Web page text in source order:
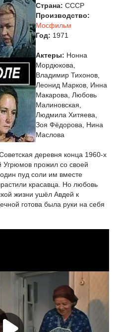
Страна: СССР
Производство:
Мосфильм
Год: 1971
Актеры: Нонна
Мордюкова,
Владимир Тихонов,
Леонид Марков, Инна
Макарова, Любовь
Малиновская,
Людмила Хитяева,
Зоя Фёдорова, Нина
Маслова
деревня конца 1960-х
Угрюмов прожил со своей
пуд соли им вместе
красавца. Но любовь
жизни ушёл Авдей к
готова была руки на себя